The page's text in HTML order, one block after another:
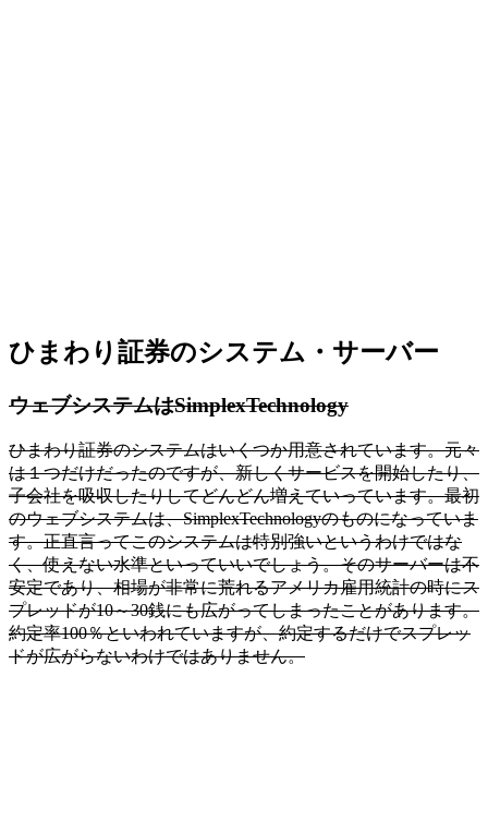
ひまわり証券のシステム・サーバー
ウェブシステムはSimplexTechnology
ひまわり証券のシステムはいくつか用意されています。元々
は１つだけだったのですが、新しくサービスを開始したり、
子会社を吸収したりしてどんどん増えていっています。最初
のウェブシステムは、SimplexTechnologyのものになっていま
す。正直言ってこのシステムは特別強いというわけではな
く、使えない水準といっていいでしょう。そのサーバーは不
安定であり、相場が非常に荒れるアメリカ雇用統計の時にス
プレッドが10～30銭にも広がってしまったことがあります。
約定率100％といわれていますが、約定するだけでスプレッ
ドが広がらないわけではありません。